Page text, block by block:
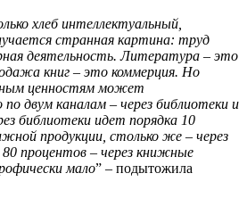
хлеб интеллектуальный,
странная картина: труд
деятельность. Литература – это
книг – это коммерция. Но
ценностям может
двум каналам – через библиотеки и
библиотеки идет порядка 10
продукции, столько же – через
процентов – через книжные
мало” – подытожила